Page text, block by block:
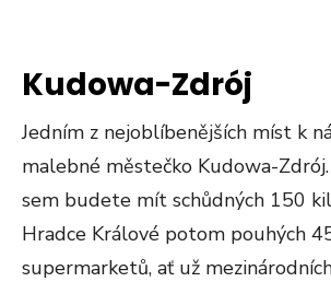
Kudowa-Zdrój
Jedním z nejoblíbenějších míst k
malebné městečko Kudowa-
sem budete mít schůdných 150
Hradce Králové potom pouhých
supermarketů, ať už